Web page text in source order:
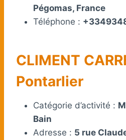
Pégomas, France
Téléphone :
CLIMENT
Pontarlier
Catégorie d’activité :
Bain
Adresse : 5 rue